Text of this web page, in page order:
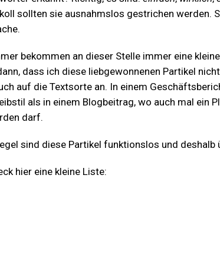
sollten sie ausnahmslos gestrichen werden.
bekommen an dieser Stelle immer eine
dass ich diese liebgewonnenen Partikel
auf die Textsorte an. In einem
als in einem Blogbeitrag, wo auch mal ein
darf.
sind diese Partikel funktionslos und deshalb
hier eine kleine Liste: